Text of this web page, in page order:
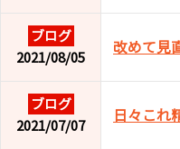
ブログ
2021/08/05
改めて見
ブログ
2021/07/07
日々これ